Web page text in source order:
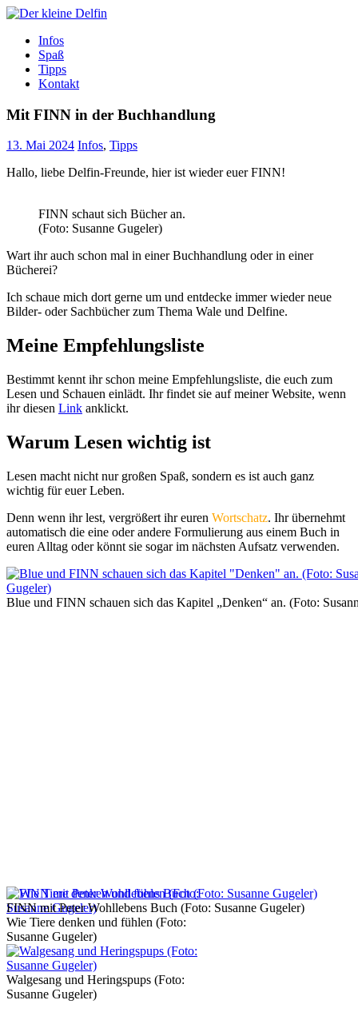
Zum
Der kleine Delfin
Infos
Spaß
Tipps
Kontakt
Mit FINN in der Buchhandlung
13. Mai 2024 Infos, Tipps
Hallo, liebe Delfin-Freunde, hier ist wieder euer FINN!
FINN schaut sich Bücher an.
(Foto: Susanne Gugeler)
Wart ihr auch schon mal in einer Buchhandlung oder in einer
Bücherei?
Ich schaue mich dort gerne um und entdecke immer wieder neue
Bilder- oder Sachbücher zum Thema Wale und Delfine.
Meine Empfehlungsliste
Bestimmt kennt ihr schon meine Empfehlungsliste, die euch zum
Lesen und Schauen einlädt. Ihr findet sie auf meiner Website, wenn
ihr diesen Link anklickt.
Warum Lesen wichtig ist
Lesen macht nicht nur großen Spaß, sondern es ist auch ganz
wichtig für euer Leben.
Denn wenn ihr lest, vergrößert ihr euren Wortschatz. Ihr übernehmt
automatisch die eine oder andere Formulierung aus einem Buch in
euren Alltag oder könnt sie sogar im nächsten Aufsatz verwenden.
Blue und FINN schauen sich das Kapitel „Denken“ an. (Foto:
Wie Tiere denken und fühlen (Foto:
Susanne Gugeler)
Walgesang und Heringspups (Foto:
Susanne Gugeler)
FINN mit Peter Wohllebens Buch (Foto: Susanne Gugeler)